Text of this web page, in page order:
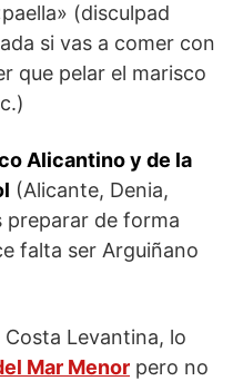
(disculpad
si vas a comer con
que pelar el marisco
Alicantino y de la
(Alicante, Denia,
preparar de forma
falta ser Arguiñano
Levantina, lo
Mar Menor pero no